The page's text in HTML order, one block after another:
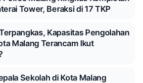
Tower, Beraksi di 17 TKP
Kapasitas Pengolahan
Malang Terancam Ikut
Sekolah di Kota Malang